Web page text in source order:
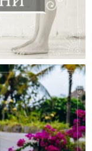
Жизни